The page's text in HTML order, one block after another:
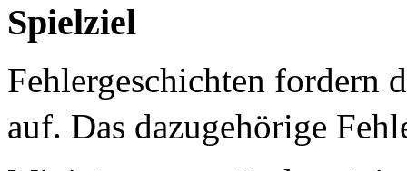
Spielziel
Fehlergeschichten fordern
auf. Das dazugehörige